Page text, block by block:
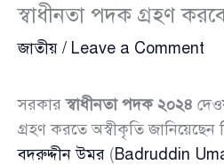
স্বাধীনতা পদক গ্রহণ
জাতীয় / Leave a Comment
সরকারস্বাধীনতা পদক ২০২৪
গ্রহণ করতে অস্বীকৃতি জানিয়েছেন
বদরুদ্দীন উমর (Badruddin